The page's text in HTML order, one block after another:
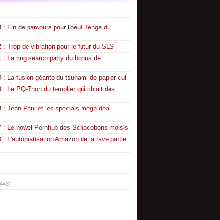
: Fin de parcours pour l'oeuf Tenga du
: Trop de vibrafion pour le futur du SLS
: La ring search party du bonus de
: La fusion géante du tsunami de papier cul
: Le PQ-Thon du templier qui chiait des
: Jean-Paul et les specials mega-deal
: Le nowel Pornhub des Schocobons moisis
: L'automatisation Amazon de la rave partie